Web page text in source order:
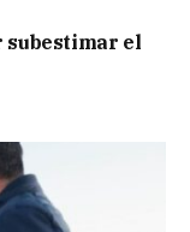
subestimar el